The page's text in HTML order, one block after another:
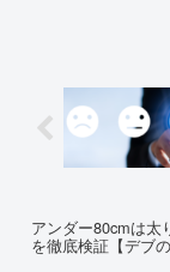
アンダー80cmは太
を徹底検証【デブの